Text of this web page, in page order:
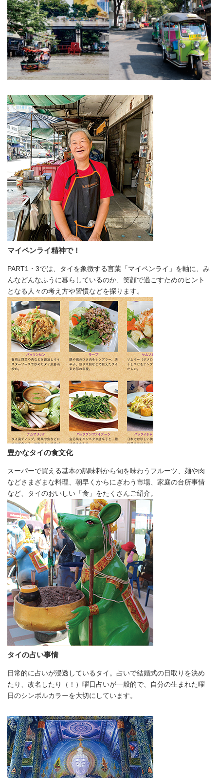
マイペンライ精神で！
PART1・3では、タイを象徴する言葉「マイペンライ」を軸に、み
んなどんなふうに暮らしているのか、笑顔で過ごすためのヒント
となる人々の考え方や習慣などを探ります。
豊かなタイの食文化
スーパーで買える基本の調味料から旬を味わうフルーツ、麺や肉
などさまざまな料理、朝早くからにぎわう市場、家庭の台所事情
など、タイのおいしい「食」をたくさんご紹介。
タイの占い事情
日常的に占いが浸透しているタイ。占いで結婚式の日取りを決め
たり、改名したり（！）曜日占いが一般的で、自分の生まれた曜
日のシンボルカラーを大切にしています。